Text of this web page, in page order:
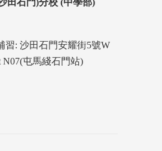
田石門)分校 (中學部)
習: 沙田石門安耀街5號W
N07(屯馬綫石門站)